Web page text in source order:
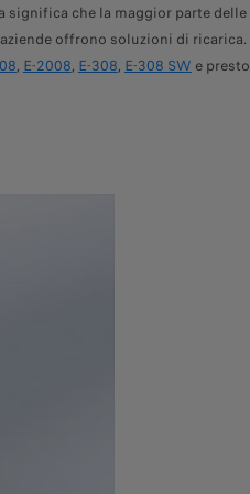
significa che la maggior parte delle
offrono soluzioni di ricarica.
, E-2008, E-308, E-308 SW e presto